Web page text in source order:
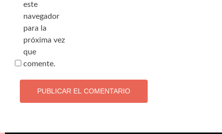
este
navegador
para la
próxima vez
que
comente.